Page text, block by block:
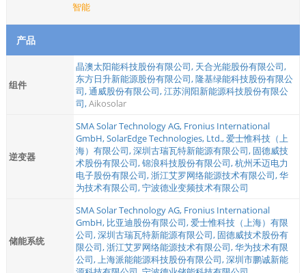
智能
产品
组件
晶澳太阳能科技股份有限公司, 天合光能股份有限公司,
东方日升新能源股份有限公司,隆基绿能科技股份有限公
司,通威股份有限公司,江苏润阳新能源科技股份有限公
司,Aikosolar
逆变器
SMA Solar Technology AG, Fronius International
GmbH,SolarEdge Technologies, Ltd.,爱士惟科技（上
海）有限公司,深圳古瑞瓦特新能源有限公司, 固德威技
术股份有限公司,锦浪科技股份有限公司,杭州禾迈电力
电子股份有限公司,浙江艾罗网络能源技术有限公司,华
为技术有限公司,宁波德业变频技术有限公司
储能系统
SMA Solar Technology AG, Fronius International
GmbH, 比亚迪股份有限公司,爱士惟科技（上海）有限
公司,深圳古瑞瓦特新能源有限公司, 固德威技术股份有
限公司,浙江艾罗网络能源技术有限公司,华为技术有限
公司,上海派能能源科技股份有限公司,深圳市鹏诚新能